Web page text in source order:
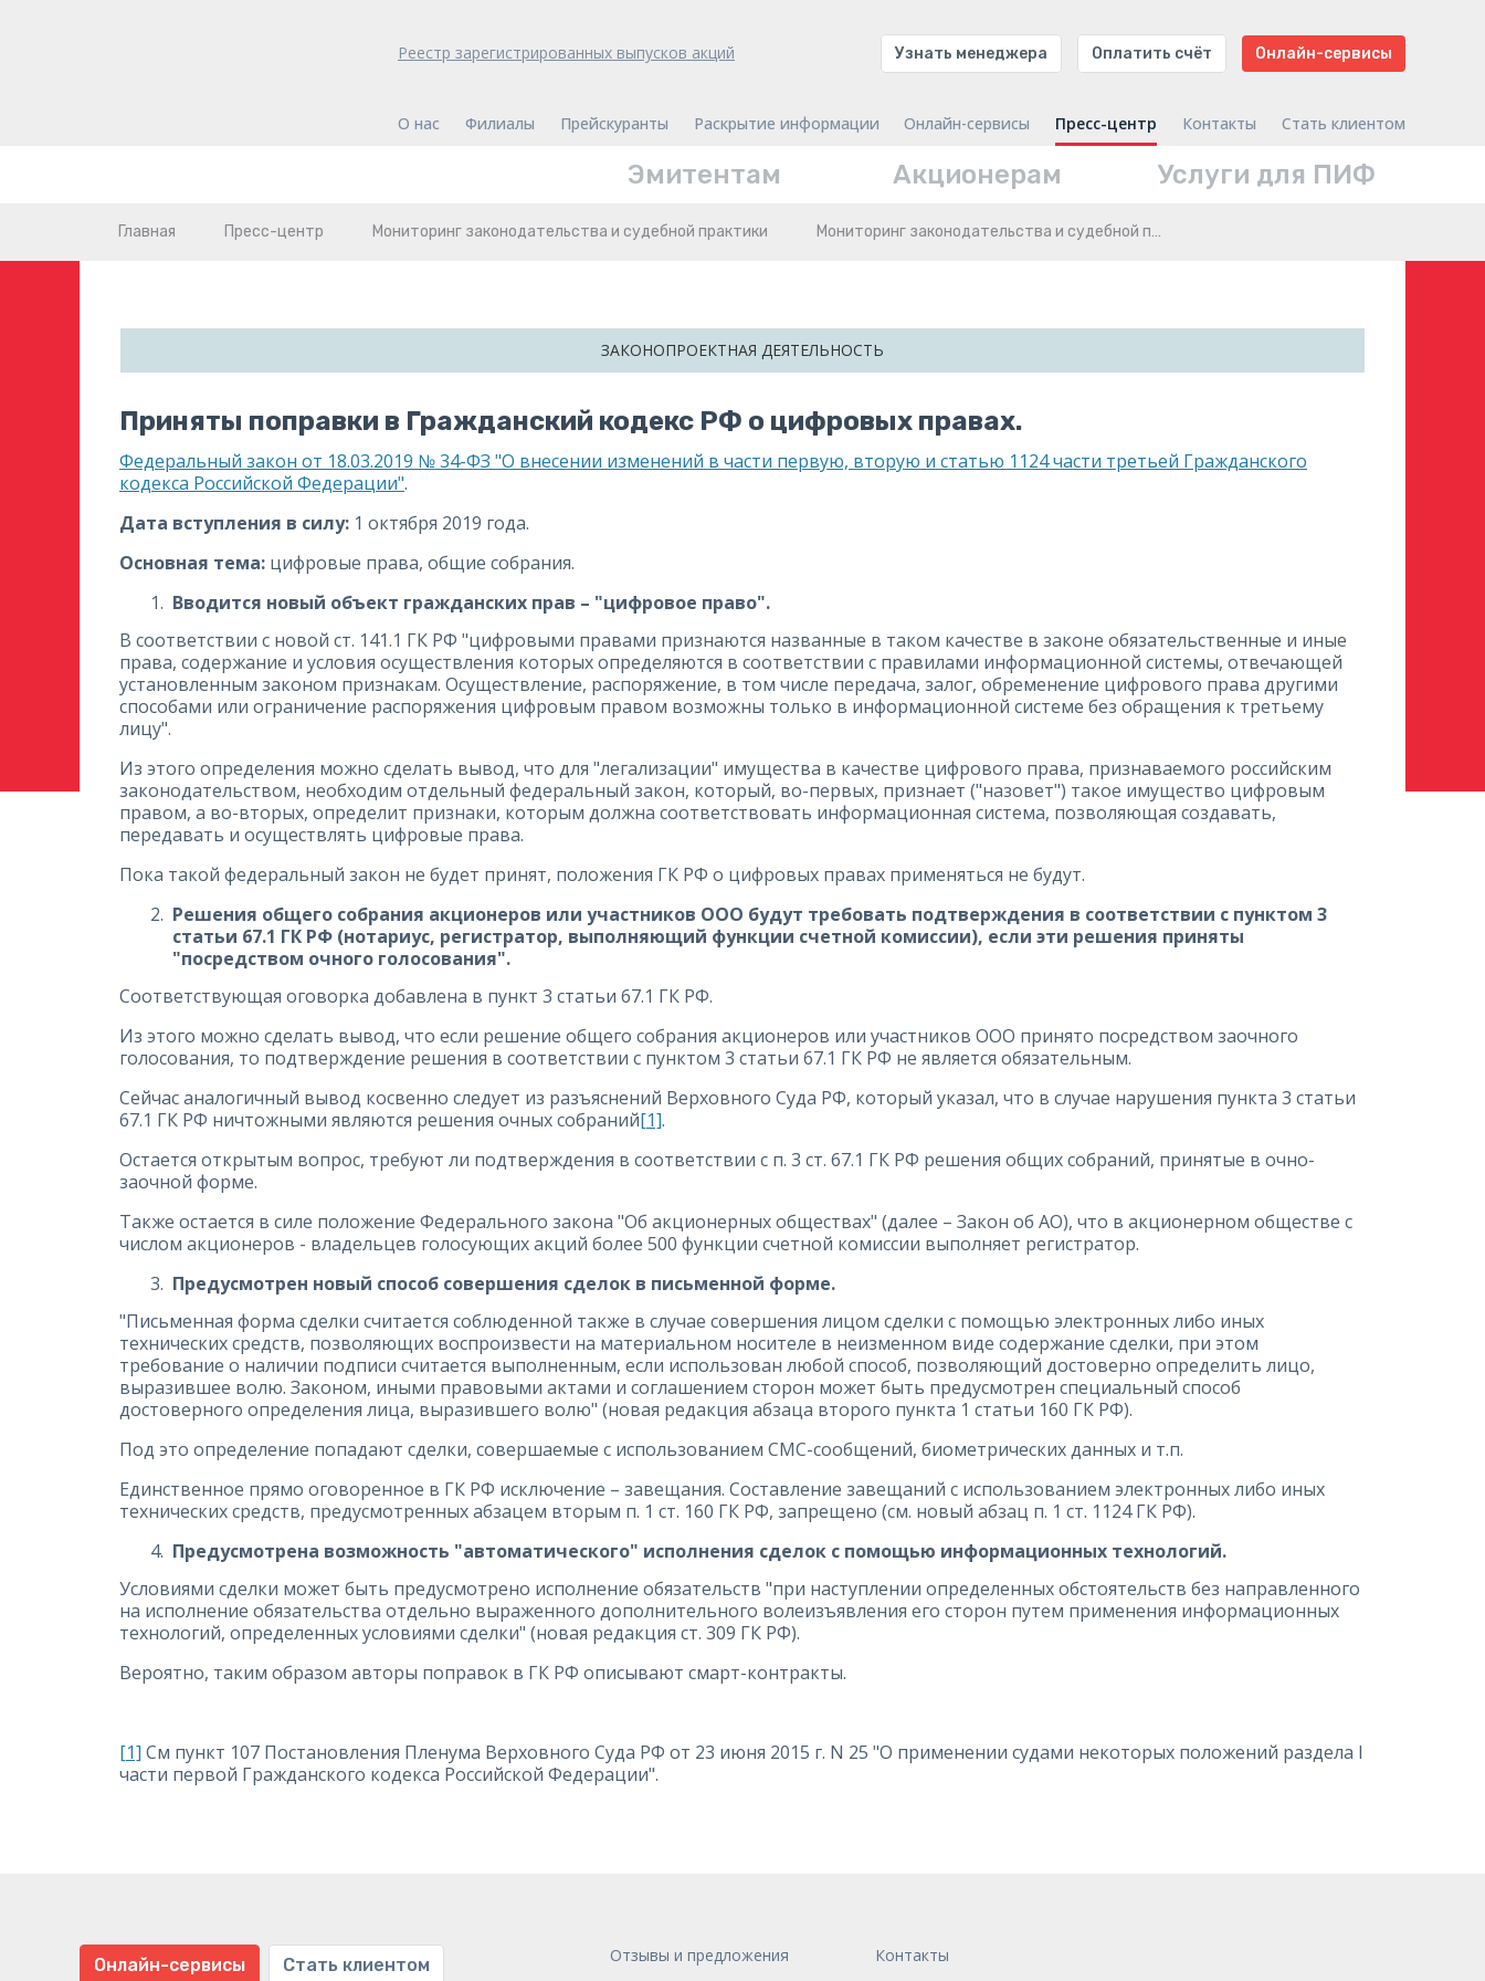
Реестр зарегистрированных выпусков акций Узнать менеджера Оплатить счёт Онлайн-сервисы
О нас Филиалы Прейскуранты Раскрытие информации Онлайн-сервисы Пресс-центр Контакты Стать клиентом
Эмитентам Акционерам Услуги для ПИФ
Главная Пресс-центр Мониторинг законодательства и судебной практики Мониторинг законодательства и судебной п…
ЗАКОНОПРОЕКТНАЯ ДЕЯТЕЛЬНОСТЬ
Приняты поправки в Гражданский кодекс РФ о цифровых правах.
Федеральный закон от 18.03.2019 № 34-ФЗ "О внесении изменений в части первую, вторую и статью 1124 части третьей Гражданского
кодекса Российской Федерации".
Дата вступления в силу: 1 октября 2019 года.
Основная тема: цифровые права, общие собрания.
Вводится новый объект гражданских прав – "цифровое право".
В соответствии с новой ст. 141.1 ГК РФ "цифровыми правами признаются названные в таком качестве в законе обязательственные и иные
права, содержание и условия осуществления которых определяются в соответствии с правилами информационной системы, отвечающей
установленным законом признакам. Осуществление, распоряжение, в том числе передача, залог, обременение цифрового права другими
способами или ограничение распоряжения цифровым правом возможны только в информационной системе без обращения к третьему
лицу".
Из этого определения можно сделать вывод, что для "легализации" имущества в качестве цифрового права, признаваемого российским
законодательством, необходим отдельный федеральный закон, который, во-первых, признает ("назовет") такое имущество цифровым
правом, а во-вторых, определит признаки, которым должна соответствовать информационная система, позволяющая создавать,
передавать и осуществлять цифровые права.
Пока такой федеральный закон не будет принят, положения ГК РФ о цифровых правах применяться не будут.
Решения общего собрания акционеров или участников ООО будут требовать подтверждения в соответствии с пунктом 3
статьи 67.1 ГК РФ (нотариус, регистратор, выполняющий функции счетной комиссии), если эти решения приняты
"посредством очного голосования".
Соответствующая оговорка добавлена в пункт 3 статьи 67.1 ГК РФ.
Из этого можно сделать вывод, что если решение общего собрания акционеров или участников ООО принято посредством заочного
голосования, то подтверждение решения в соответствии с пунктом 3 статьи 67.1 ГК РФ не является обязательным.
Сейчас аналогичный вывод косвенно следует из разъяснений Верховного Суда РФ, который указал, что в случае нарушения пункта 3 статьи
67.1 ГК РФ ничтожными являются решения очных собраний[1].
Остается открытым вопрос, требуют ли подтверждения в соответствии с п. 3 ст. 67.1 ГК РФ решения общих собраний, принятые в очно-
заочной форме.
Также остается в силе положение Федерального закона "Об акционерных обществах" (далее – Закон об АО), что в акционерном обществе с
числом акционеров - владельцев голосующих акций более 500 функции счетной комиссии выполняет регистратор.
Предусмотрен новый способ совершения сделок в письменной форме.
"Письменная форма сделки считается соблюденной также в случае совершения лицом сделки с помощью электронных либо иных
технических средств, позволяющих воспроизвести на материальном носителе в неизменном виде содержание сделки, при этом
требование о наличии подписи считается выполненным, если использован любой способ, позволяющий достоверно определить лицо,
выразившее волю. Законом, иными правовыми актами и соглашением сторон может быть предусмотрен специальный способ
достоверного определения лица, выразившего волю" (новая редакция абзаца второго пункта 1 статьи 160 ГК РФ).
Под это определение попадают сделки, совершаемые с использованием СМС-сообщений, биометрических данных и т.п.
Единственное прямо оговоренное в ГК РФ исключение – завещания. Составление завещаний с использованием электронных либо иных
технических средств, предусмотренных абзацем вторым п. 1 ст. 160 ГК РФ, запрещено (см. новый абзац п. 1 ст. 1124 ГК РФ).
Предусмотрена возможность "автоматического" исполнения сделок с помощью информационных технологий.
Условиями сделки может быть предусмотрено исполнение обязательств "при наступлении определенных обстоятельств без направленного
на исполнение обязательства отдельно выраженного дополнительного волеизъявления его сторон путем применения информационных
технологий, определенных условиями сделки" (новая редакция ст. 309 ГК РФ).
Вероятно, таким образом авторы поправок в ГК РФ описывают смарт-контракты.
[1] См пункт 107 Постановления Пленума Верховного Суда РФ от 23 июня 2015 г. N 25 "О применении судами некоторых положений раздела I
части первой Гражданского кодекса Российской Федерации".
Онлайн-сервисы Стать клиентом
Отзывы и предложения
Контакты